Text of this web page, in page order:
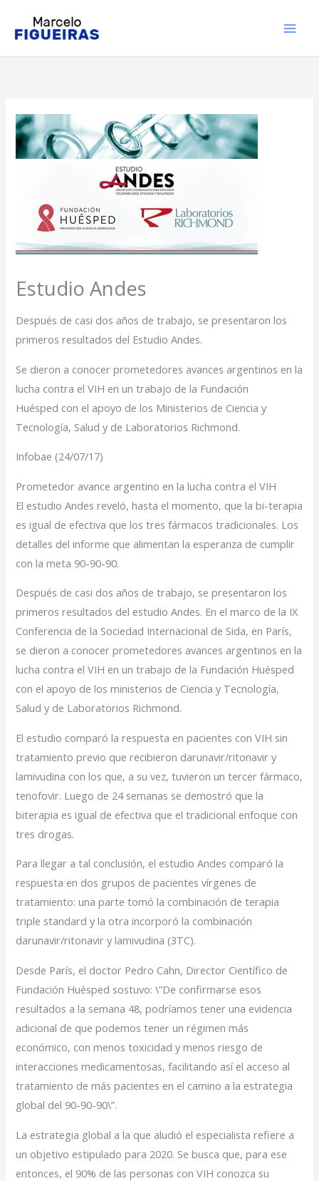
Estudio Andes
Después de casi dos años de trabajo, se presentaron los
primeros resultados del Estudio Andes.
Se dieron a conocer prometedores avances argentinos en la
lucha contra el VIH en un trabajo de la Fundación
Huésped con el apoyo de los Ministerios de Ciencia y
Tecnología, Salud y de Laboratorios Richmond.
Infobae (24/07/17)
Prometedor avance argentino en la lucha contra el VIH
El estudio Andes reveló, hasta el momento, que la bi-terapia
es igual de efectiva que los tres fármacos tradicionales. Los
detalles del informe que alimentan la esperanza de cumplir
con la meta 90-90-90.
Después de casi dos años de trabajo, se presentaron los
primeros resultados del estudio Andes. En el marco de la IX
Conferencia de la Sociedad Internacional de Sida, en París,
se dieron a conocer prometedores avances argentinos en la
lucha contra el VIH en un trabajo de la Fundación Huésped
con el apoyo de los ministerios de Ciencia y Tecnología,
Salud y de Laboratorios Richmond.
El estudio comparó la respuesta en pacientes con VIH sin
tratamiento previo que recibieron darunavir/ritonavir y
lamivudina con los que, a su vez, tuvieron un tercer fármaco,
tenofovir. Luego de 24 semanas se demostró que la
biterapia es igual de efectiva que el tradicional enfoque con
tres drogas.
Para llegar a tal conclusión, el estudio Andes comparó la
respuesta en dos grupos de pacientes vírgenes de
tratamiento: una parte tomó la combinación de terapia
triple standard y la otra incorporó la combinación
darunavir/ritonavir y lamivudina (3TC).
Desde París, el doctor Pedro Cahn, Director Científico de
Fundación Huésped sostuvo: \”De confirmarse esos
resultados a la semana 48, podríamos tener una evidencia
adicional de que podemos tener un régimen más
económico, con menos toxicidad y menos riesgo de
interacciones medicamentosas, facilitando así el acceso al
tratamiento de más pacientes en el camino a la estrategia
global del 90-90-90\”.
La estrategia global a la que aludió el especialista refiere a
un objetivo estipulado para 2020. Se busca que, para ese
entonces, el 90% de las personas con VIH conozca su